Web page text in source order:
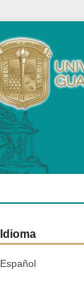
Idioma
Español